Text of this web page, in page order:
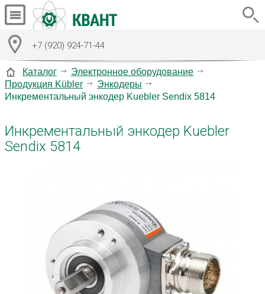
+7 (920) 924-71-44
Каталог
Электронное оборудование
Продукция Kübler
Энкодеры
Инкрементальный энкодер Kuebler Sendix 5814
Инкрементальный энкодер Kuebler
Sendix 5814